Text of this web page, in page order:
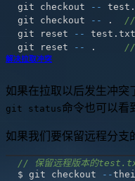
git checkout -- test .
git checkout
-- .
//
git reset
-- test .
git reset
-- . //
解决拉取冲突
如果在拉取以后发生冲突
git status命令也可以看
如果我们要保留远程分支
// 保留远程版本的
$ git checkout
--